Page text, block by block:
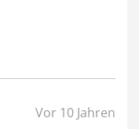
Vor 10 Jahren